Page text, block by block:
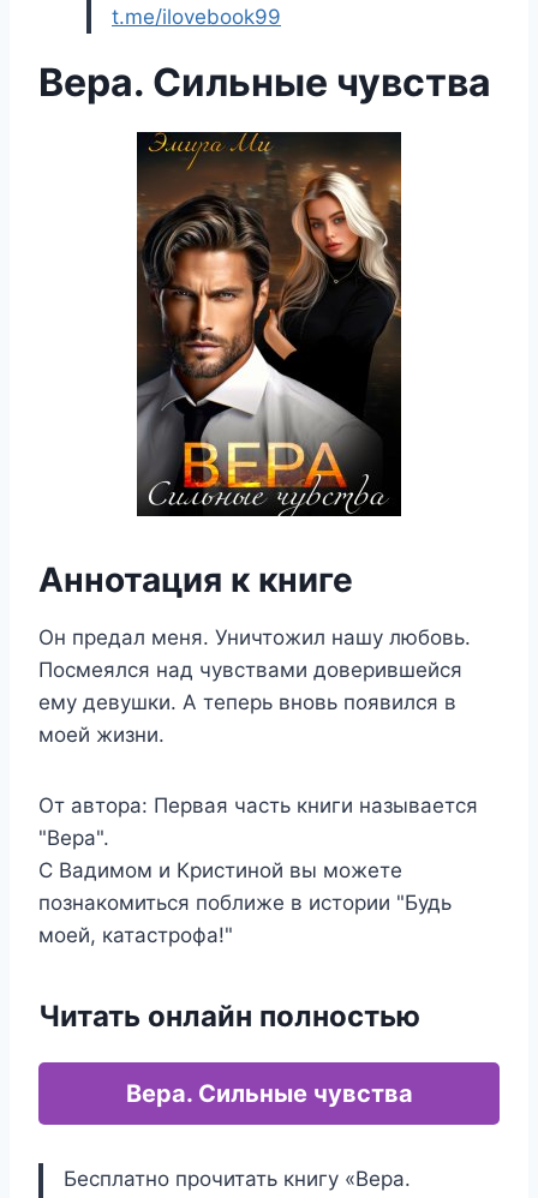
t.me/ilovebook99
Вера. Сильные чувства
Аннотация к книге
Он предал меня. Уничтожил нашу любовь.
Посмеялся над чувствами доверившейся
ему девушки. А теперь вновь появился в
моей жизни.
От автора: Первая часть книги называется
"Вера".
С Вадимом и Кристиной вы можете
познакомиться поближе в истории "Будь
моей, катастрофа!"
Читать онлайн полностью
Вера. Сильные чувства
Бесплатно прочитать книгу «Вера.